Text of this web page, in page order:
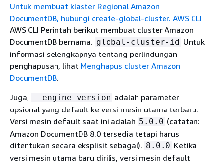
Untuk membuat klaster Regional Amazon
DocumentDB, hubungi create-global-cluster. AWS CLI
AWS CLI Perintah berikut membuat cluster Amazon
DocumentDB bernama. global-cluster-id Untuk
informasi selengkapnya tentang perlindungan
penghapusan, lihat Menghapus cluster Amazon
DocumentDB.
Juga, --engine-version adalah parameter
opsional yang default ke versi mesin utama terbaru.
Versi mesin default saat ini adalah 5.0.0 (catatan:
Amazon DocumentDB 8.0 tersedia tetapi harus
ditentukan secara eksplisit sebagai). 8.0.0 Ketika
versi mesin utama baru dirilis, versi mesin default